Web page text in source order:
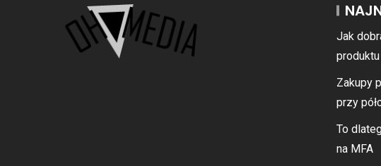
Jak
produktu
Zakupy
przy
To
na MFA